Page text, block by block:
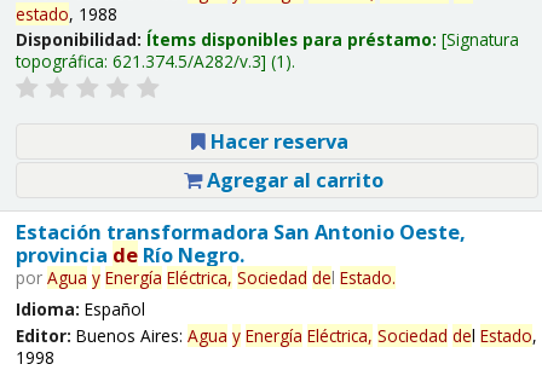
estado, 1988
Disponibilidad: Ítems disponibles para préstamo: Signatura
topográfica: 621.374.5/A282/v.3 (1).
Hacer reserva
Agregar al carrito
Estación transformadora San Antonio Oeste,
provincia deRío Negro.
por Agua y Energía Eléctrica, Sociedad del Estado.
Idioma: Español
Editor: Buenos Aires: Agua y Energía Eléctrica, Sociedad del Estado,
1998